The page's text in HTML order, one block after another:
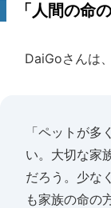
「人間の命
DaiGoさんは、
「ペットが
い。大切な家
だろう。少な
も家族の命の